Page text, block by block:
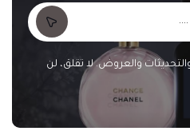
والعروض. لا تقلق، لن